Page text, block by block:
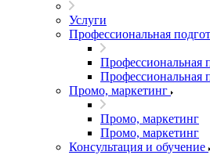
Услуги
Профессиональная
Профессиональная
Профессиональная
Промо, маркетинг
Промо, маркетинг
Промо, маркетинг
Консультация и обучение